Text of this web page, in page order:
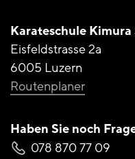
Karateschule Kimura
Eisfeldstrasse 2a
6005 Luzern
Routenplaner
Haben Sie noch
078 870 77 09